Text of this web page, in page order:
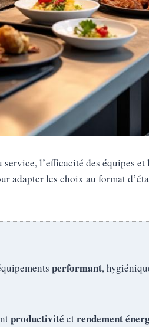
l’efficacité des équipes et
adapter les choix au format
performant,
productivité etrendement